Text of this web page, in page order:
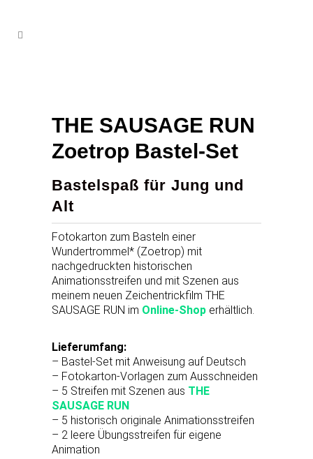
THE SAUSAGE RUN
Zoetrop Bastel-Set
Bastelspaß für Jung und
Alt
Fotokarton zum Basteln einer
Wundertrommel* (Zoetrop) mit
nachgedruckten historischen
Animationsstreifen und mit Szenen aus
meinem neuen Zeichentrickfilm THE
SAUSAGE RUN im Online-Shop erhältlich.
Lieferumfang:
– Bastel-Set mit Anweisung auf Deutsch
– Fotokarton-Vorlagen zum Ausschneiden
– 5 Streifen mit Szenen aus THE
SAUSAGE RUN
– 5 historisch originale Animationsstreifen
– 2 leere Übungsstreifen für eigene
Animation